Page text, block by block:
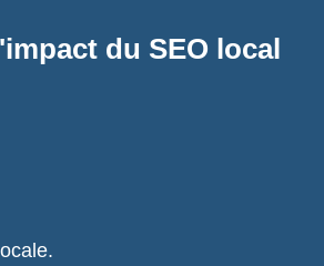
du SEO local